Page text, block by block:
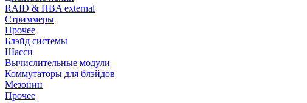
RAID & HBA external
Стриммеры
Прочее
Блэйд системы
Шасси
Вычислительные модули
Коммутаторы для блэйдов
Мезонин
Прочее